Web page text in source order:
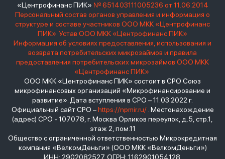
«Центрофинанс ПИК» № 651403111005236 от 11.06.2014
Персональный состав органов управления и информация о
структуре и составе участников ООО МКК «Центрофинанс
ПИК» Устав ООО МКК «Центрофинанс ПИК»
Информация об условиях предоставления, использования и
возврата потребительских микрозаймов и правила
предоставления потребительских микрозаймов ООО МКК
«Центрофинанс ПИК»
ООО МКК «Центрофинанс ПИК» состоит в СРО Союз
микрофинансовых организаций «Микрофинансирование и
развитие». Дата вступления в СРО – 11.03.2022 г.
Официальный сайт СРО –https://npmir.ru/. Местонахождение
(адрес) СРО - 107078, г. Москва Орликов переулок, д.5, стр.1,
этаж 2, пом.11
Общество с ограниченной ответственностью Микрокредитная
компания «ВелкомДеньги» (ООО МКК «ВелкомДеньги»)
ИНН: 2902082527, ОГРН: 1162901054128